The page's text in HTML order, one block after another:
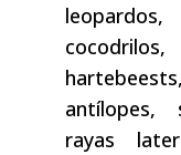
antílopes,
rayas